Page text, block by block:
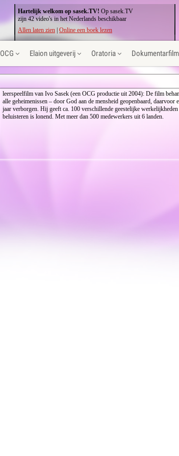
OCG Elaion uitgeverij Oratoria
Hartelijk welkom op sasek.TV! Op sasek.TV
zijn 42 video's in het Nederlands beschikbaar
Allen laten zien Online een boek lezen
leerspeelfilm van Ivo Sasek (een OCG productie uit 2004): De film
alle geheimenissen – door God aan de mensheid geopenbaard, daarvoor
jaar verborgen. Hij geeft ca. 100 verschillende geestelijke werkelijkheden
beluisteren is lonend. Met meer dan 500 medewerkers uit 6 landen.